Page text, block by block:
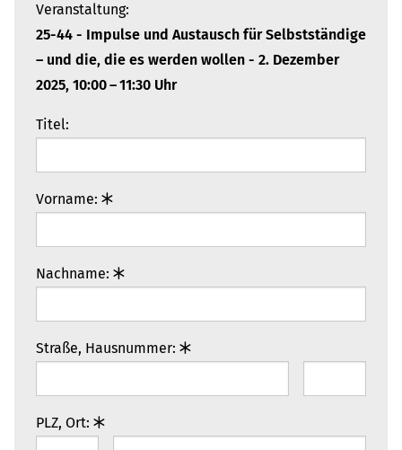
Veranstaltung:
25-44 - Impulse und Aus­tausch für Selbst­stän­dige
– und die, die es werden wollen - 2. Dezem­ber
2025, 10:00 – 11:30 Uhr
Titel:
Vorname:
Nachname:
Straße, Hausnummer:
PLZ, Ort: